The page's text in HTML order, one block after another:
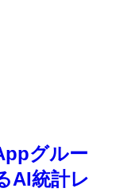
グルー
AI統計レ